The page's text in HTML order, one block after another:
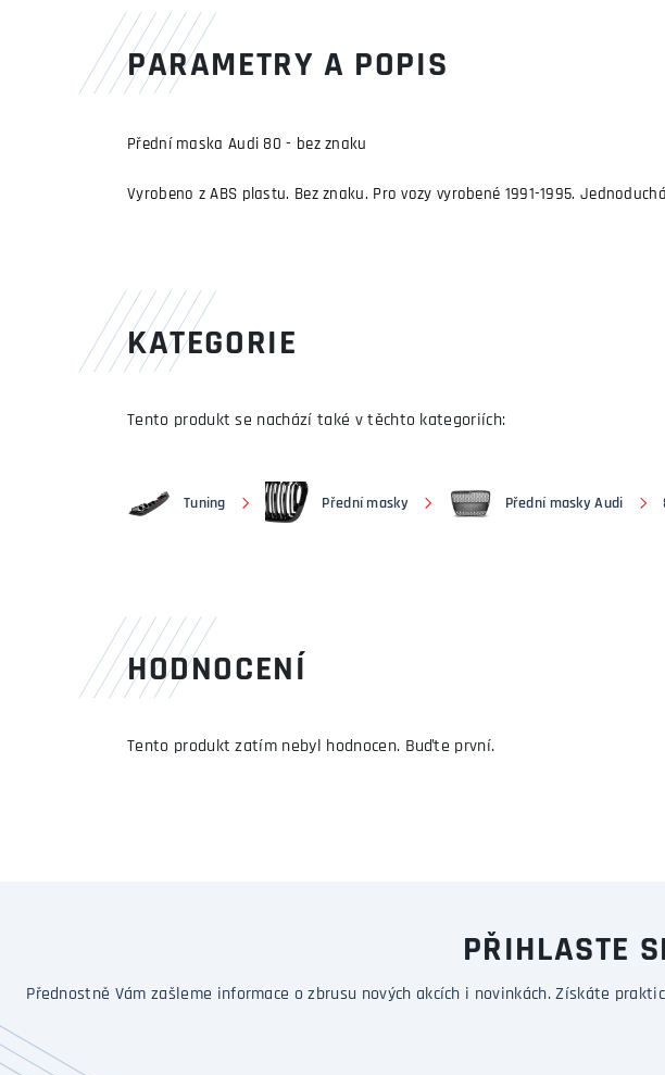
PARAMETRY A POPIS
Přední maska Audi 80 - bez znaku
Vyrobeno z ABS plastu. Bez znaku. Pro vozy vyrobené 1991-1995.
KATEGORIE
Tento produkt se nachází také v těchto kategoriích:
Tuning Přední masky Přední masky Audi
HODNOCENÍ
Tento produkt zatím nebyl hodnocen. Buďte první.
PŘIHLASTE
Přednostně Vám zašleme informace o zbrusu nových akcích i novinkách. Získáte